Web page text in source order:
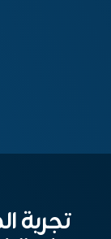
تجربة